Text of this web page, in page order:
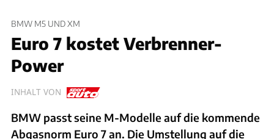
BMW M5 UND XM
Euro 7 kostet Verbrenner-
Power
INHALT VON
BMW passt seine M-Modelle auf die kommende
Abgasnorm Euro 7 an. Die Umstellung auf die